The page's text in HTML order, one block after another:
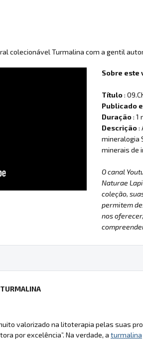
colecionável Turmalina com a gentil
Sobre este
Título:
Publicado
Duração: 1
Descrição:
mineralogia
minerais de
O canal
Naturae
coleção,
permitem
nos
valorizado na litoterapia pelas suas
por excelência”. Na verdade, a turmalina